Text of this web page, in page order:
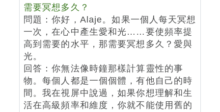
需要冥想多久？
問題：你好，Alaje。如果一個人每天冥想
一次，在心中產生愛和光……要使頻率提
高到需要的水平，那需要冥想多久？愛與
光。
回答：你無法像時鐘那樣計算靈性的事
物。每個人都是一個個體，有他自己的時
間。我在視屏中說過，如果你想理解和生
活在高級頻率和維度，你就不能使用舊的